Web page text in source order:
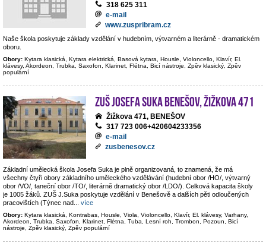
318 625 311
e-mail
www.zuspribram.cz
Naše škola poskytuje základy vzdělání v hudebním, výtvarném a literárně - dramatickém
oboru.
Obory: Kytara klasická, Kytara elektrická, Basová kytara, Housle, Violoncello, Klavír, El.
klávesy, Akordeon, Trubka, Saxofon, Klarinet, Flétna, Bicí nástroje, Zpěv klasický, Zpěv
populární
ZUŠ Josefa Suka Benešov, Žižkova 471
Žižkova 471, BENEŠOV
317 723 006+420604233356
e-mail
zusbenesov.cz
Základní umělecká škola Josefa Suka je plně organizovaná, to znamená, že má
všechny čtyři obory základního uměleckého vzdělávání (hudební obor /HO/, výtvarný
obor /VO/, taneční obor /TO/, literárně dramatický obor /LDO/). Celková kapacita školy
je 1005 žáků. ZUŠ J.Suka poskytuje vzdělání v Benešově a dalších pěti odloučených
pracovištích (Týnec nad
více
Obory: Kytara klasická, Kontrabas, Housle, Viola, Violoncello, Klavír, El. klávesy, Varhany,
Akordeon, Trubka, Saxofon, Klarinet, Flétna, Tuba, Lesní roh, Trombon, Pozoun, Bicí
nástroje, Zpěv klasický, Zpěv populární